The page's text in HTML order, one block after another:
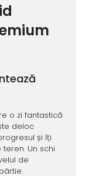
o zi fantastică
deloc
și îți
Un schi
de